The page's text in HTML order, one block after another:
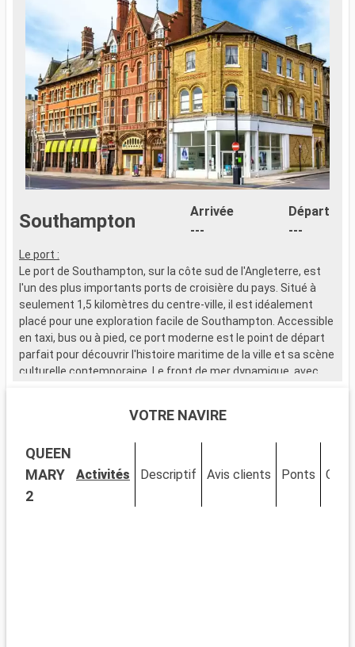
Southampton
Arrivée
---
Départ
---
Le port :
Le port de Southampton, sur la côte sud de l'Angleterre, est
l'un des plus importants ports de croisière du pays. Situé à
seulement 1,5 kilomètres du centre-ville, il est idéalement
placé pour une exploration facile de Southampton. Accessible
en taxi, bus ou à pied, ce port moderne est le point de départ
parfait pour découvrir l'histoire maritime de la ville et sa scène
culturelle contemporaine. Le front de mer dynamique, avec
Southampton, ville portuaire chargée d'histoire, est riche en
sites d'intérêt. Le musée SeaCity narre l'histoire du Titanic,
étroitement liée à la ville. Les murs médiévaux et la Bargate,
une porte historique, témoignent du passé médiéval de
VOTRE NAVIRE
QUEEN
MARY
2
Activités Descriptif Avis clients Ponts